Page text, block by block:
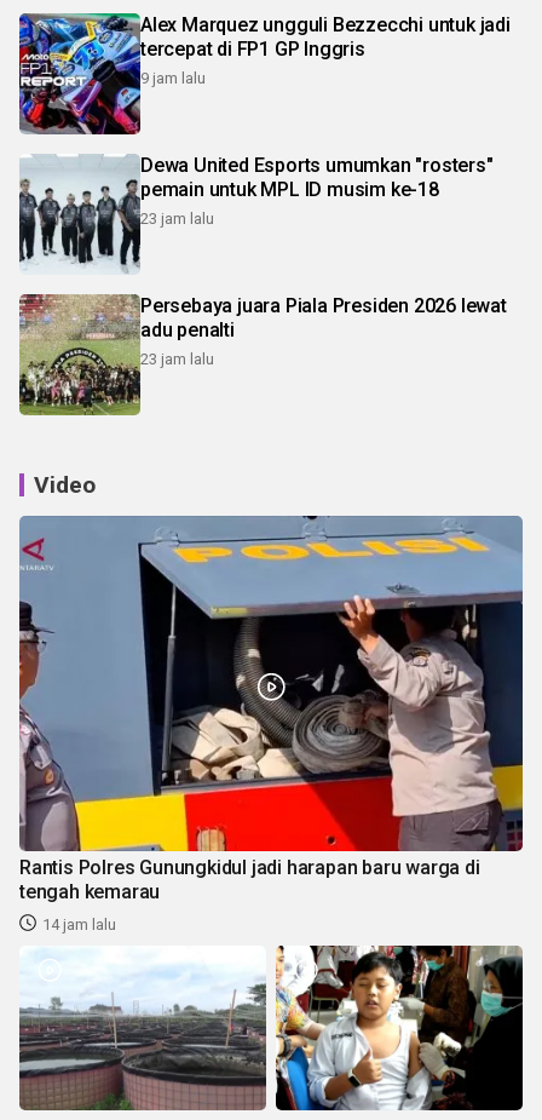
Alex Marquez ungguli Bezzecchi untuk jadi
tercepat di FP1 GP Inggris
9 jam lalu
Dewa United Esports umumkan "rosters"
pemain untuk MPL ID musim ke-18
23 jam lalu
Persebaya juara Piala Presiden 2026 lewat
adu penalti
23 jam lalu
Video
Rantis Polres Gunungkidul jadi harapan baru warga di
tengah kemarau
14 jam lalu